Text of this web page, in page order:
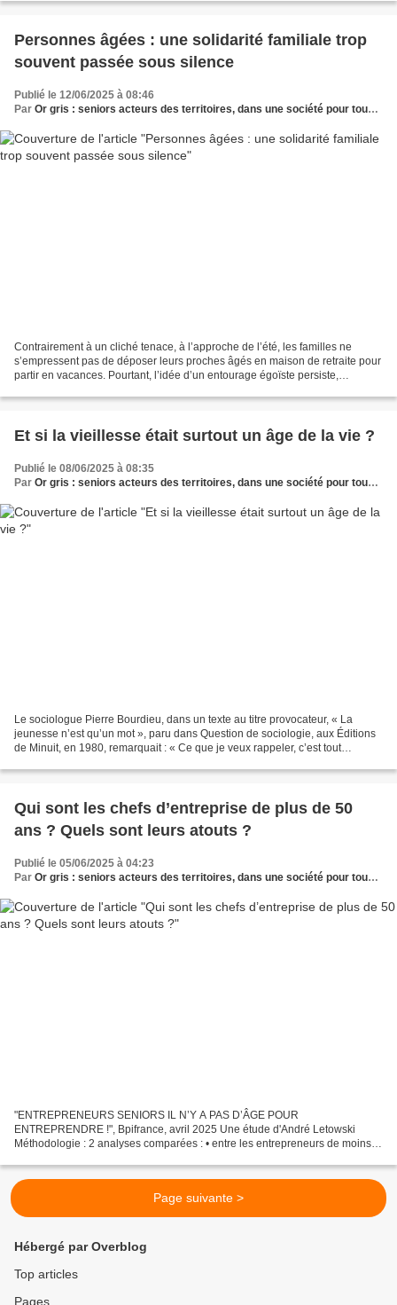
Personnes âgées : une solidarité familiale trop
souvent passée sous silence
Publié le 12/06/2025 à 08:46
Par Or gris : seniors acteurs des territoires, dans une société pour tous les âges
Contrairement à un cliché tenace, à l’approche de l’été, les familles ne
s’empressent pas de déposer leurs proches âgés en maison de retraite pour
partir en vacances. Pourtant, l’idée d’un entourage égoïste persiste,
Et si la vieillesse était surtout un âge de la vie ?
Publié le 08/06/2025 à 08:35
Par Or gris : seniors acteurs des territoires, dans une société pour tous les âges
Le sociologue Pierre Bourdieu, dans un texte au titre provocateur, « La
jeunesse n’est qu’un mot », paru dans Question de sociologie, aux Éditions
de Minuit, en 1980, remarquait : « Ce que je veux rappeler, c’est tout
Qui sont les chefs d’entreprise de plus de 50
ans ? Quels sont leurs atouts ?
Publié le 05/06/2025 à 04:23
Par Or gris : seniors acteurs des territoires, dans une société pour tous les âges
"ENTREPRENEURS SENIORS IL N’Y A PAS D’ÂGE POUR
ENTREPRENDRE !", Bpifrance, avril 2025 Une étude d'André Letowski
Méthodologie : 2 analyses comparées : • entre les entrepreneurs de moins
Page suivante >
Hébergé par Overblog
Top articles
Pages